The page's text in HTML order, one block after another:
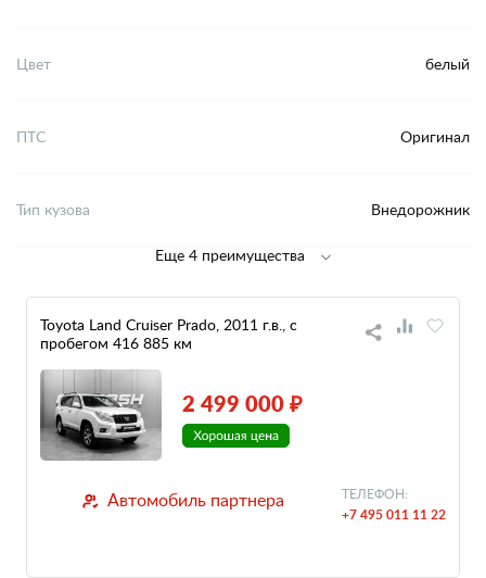
Цвет белый
ПТС Оригинал
Тип кузова Внедорожник
Еще 4 преимущества
Toyota Land Cruiser Prado, 2011 г.в., с
пробегом 416 885 км
2 499 000 ₽
Автомобиль партнера ТЕЛЕФОН:
+7 495 011 11 22